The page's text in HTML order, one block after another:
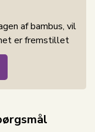
af bambus, vil
er fremstillet
af
opnå en ekstra
er kendt